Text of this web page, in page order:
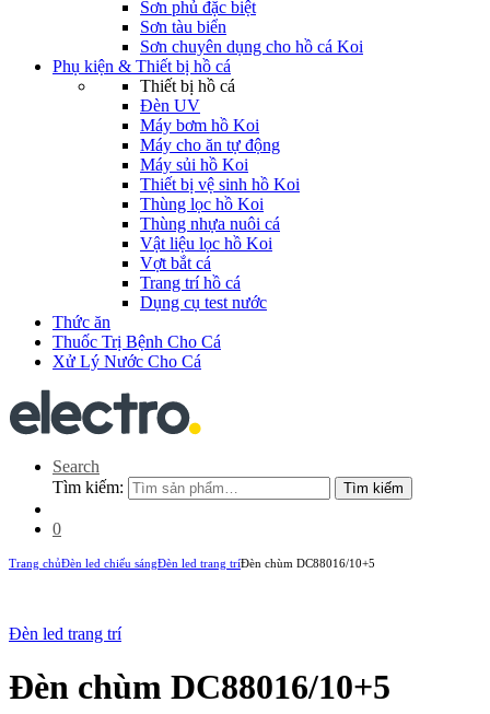
Sơn phủ đặc biệt
Sơn tàu biển
Sơn chuyên dụng cho hồ cá Koi
Phụ kiện & Thiết bị hồ cá
Thiết bị hồ cá
Đèn UV
Máy bơm hồ Koi
Máy cho ăn tự động
Máy sủi hồ Koi
Thiết bị vệ sinh hồ Koi
Thùng lọc hồ Koi
Thùng nhựa nuôi cá
Vật liệu lọc hồ Koi
Vợt bắt cá
Trang trí hồ cá
Dụng cụ test nước
Thức ăn
Thuốc Trị Bệnh Cho Cá
Xử Lý Nước Cho Cá
Search
Tìm kiếm:
Tìm kiếm
0
Trang chủĐèn led chiếu sángĐèn led trang tríĐèn chùm DC88016/10+5
New
Đèn led trang trí
Đèn chùm DC88016/10+5